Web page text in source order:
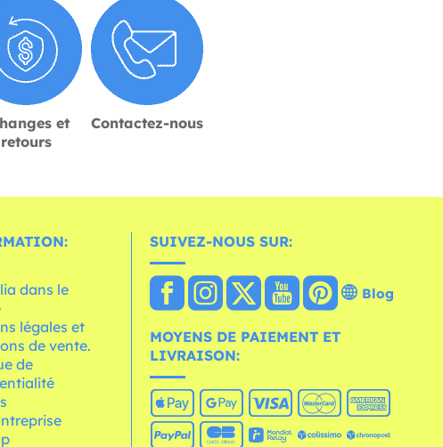
et
retours
Contactez-nous
dans le
légales et
de vente.
de
SUIVEZ-NOUS SUR:
Blog
MOYENS DE PAIEMENT ET
LIVRAISON: